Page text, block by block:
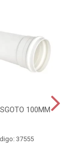
100MM
37555